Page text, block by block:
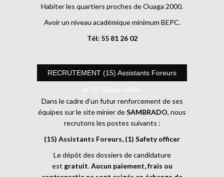
Habiter les quartiers proches de Ouaga 2000.
Avoir un niveau académique minimum BEPC.
Tél: 55 81 26 02
RECRUTEMENT (15) Assistants Foreurs
et (1) Safety officer
Dans le cadre d’un futur renforcement de ses
équipes sur le site minier deSAMBRADO, nous
recrutons les postes suivants :
(15) Assistants Foreurs, (1) Safety officer
Le dépôt des dossiers de candidature
est gratuit.Aucun paiement, frais ou